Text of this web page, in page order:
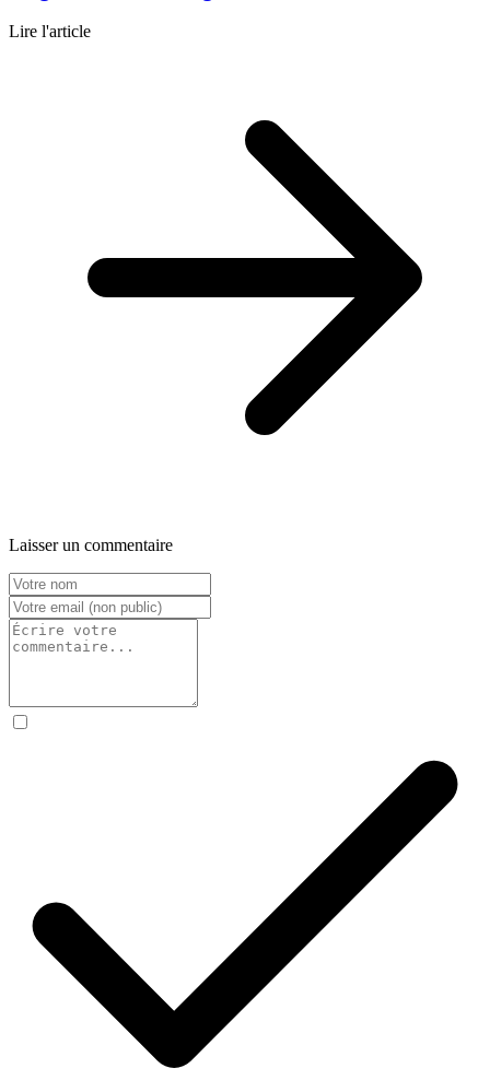
Lire l'article
Laisser un commentaire